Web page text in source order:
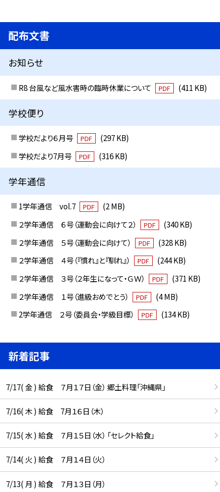
配布文書
お知らせ
R8 台風など風水害時の臨時休業について PDF (411 KB)
学校便り
学校だより６月号 PDF
(297 KB)
学校だより7月号
PDF (316 KB)
学年通信
1学年通信 vol.7 PDF
(2 MB)
２学年通信 ６号（運動会に向けて２）
PDF
(340 KB)
２学年通信 ５号（運動会に向けて）
PDF
(328 KB)
２学年通信 ４号（『慣れ』と『馴れ』）
PDF
(244 KB)
２学年通信 ３号（２年生になって・ＧＷ）
PDF
(371 KB)
２学年通信 １号（進級おめでとう）
PDF
(4 MB)
2学年通信 ２号（委員会・学級目標）
PDF (134 KB)
新着記事
7/17( 金 ) 給食 ７月１７日（金） 郷土料理「沖縄県」
7/16( 木 ) 給食 7月１６日（木）
7/15( 水 ) 給食 ７月１５日（水） 「セレクト給食」
7/14( 火 ) 給食 ７月１４日（火）
7/13( 月 ) 給食 ７月１３日（月）